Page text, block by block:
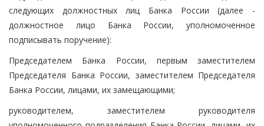
следующих должностных лиц Банка России (далее -
должностное лицо Банка России, уполномоченное
подписывать поручение):
Председателем Банка России, первым заместителем
Председателя Банка России, заместителем Председателя
Банка России, лицами, их замещающими;
руководителем, заместителем руководителя